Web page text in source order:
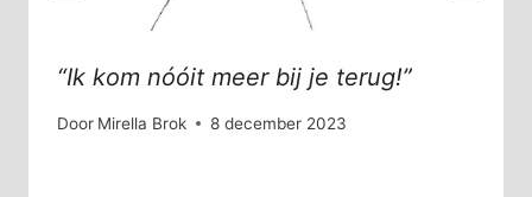
“Ik kom nóóit meer bij je terug!”
Door Mirella Brok 8 december 2023